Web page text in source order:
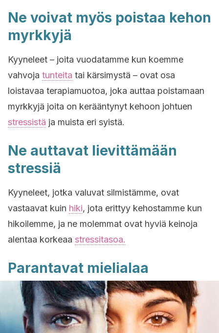
Ne voivat myös poistaa kehon
myrkkyjä
Kyyneleet – joita vuodatamme kun koemme
vahvoja tunteita tai kärsimystä – ovat osa
loistavaa terapiamuotoa, joka auttaa poistamaan
myrkkyjä joita on kerääntynyt kehoon johtuen
stressistä ja muista eri syistä.
Ne auttavat lievittämään
stressiä
Kyyneleet, jotka valuvat silmistämme, ovat
vastaavat kuin hiki, jota erittyy kehostamme kun
hikoilemme, ja ne molemmat ovat hyviä keinoja
alentaa korkeaa stressitasoa.
Parantavat mielialaa